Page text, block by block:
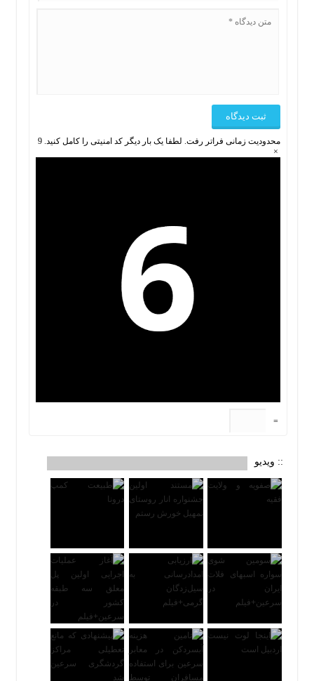
محدودیت زمانی فراتر رفت. لطفا یک بار دیگر کد امنیتی را کامل کنید. 9
×
=
:: ویدیو